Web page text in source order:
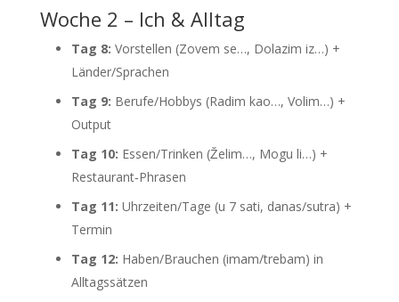
Woche 2 – Ich & Alltag
Tag 8: Vorstellen (Zovem se…, Dolazim iz…) +
Länder/Sprachen
Tag 9: Berufe/Hobbys (Radim kao…, Volim…) +
Output
Tag 10: Essen/Trinken (Želim…, Mogu li…) +
Restaurant‑Phrasen
Tag 11: Uhrzeiten/Tage (u 7 sati, danas/sutra) +
Termin
Tag 12: Haben/Brauchen (imam/trebam) in
Alltagssätzen